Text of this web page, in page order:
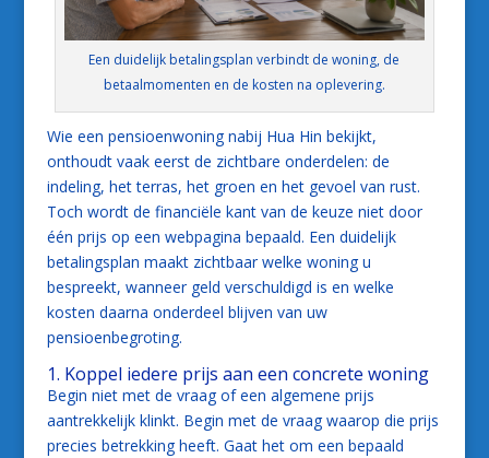
Een duidelijk betalingsplan verbindt de woning, de
betaalmomenten en de kosten na oplevering.
Wie een pensioenwoning nabij Hua Hin bekijkt,
onthoudt vaak eerst de zichtbare onderdelen: de
indeling, het terras, het groen en het gevoel van rust.
Toch wordt de financiële kant van de keuze niet door
één prijs op een webpagina bepaald. Een duidelijk
betalingsplan maakt zichtbaar welke woning u
bespreekt, wanneer geld verschuldigd is en welke
kosten daarna onderdeel blijven van uw
pensioenbegroting.
1. Koppel iedere prijs aan een concrete woning
Begin niet met de vraag of een algemene prijs
aantrekkelijk klinkt. Begin met de vraag waarop die prijs
precies betrekking heeft. Gaat het om een bepaald